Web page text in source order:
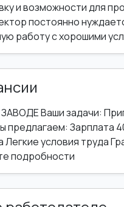
и возможности для
постоянно
работу с хорошими
Ваши задачи:
предлагаем: Зарплата
условия труда
подробности